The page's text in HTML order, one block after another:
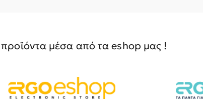
μέσα από τα eshop μας !